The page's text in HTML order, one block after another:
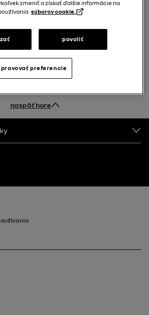
naspäť hore
zmeniť a získať ďalšie informácie na
súborov cookie.
povoliť
preferencie